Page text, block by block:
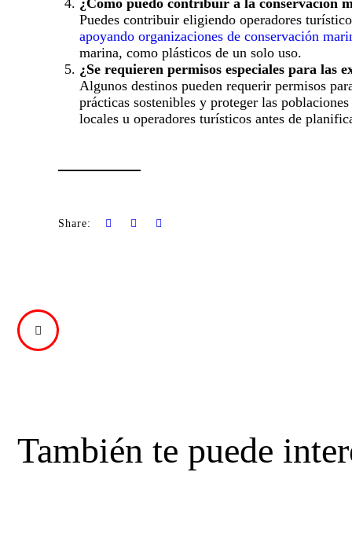
¿Cómo puedo contribuir a la conservación
Puedes contribuir eligiendo operadores
apoyando organizaciones de conservación
marina, como plásticos de un solo uso.
¿Se requieren permisos especiales para las
Algunos destinos pueden requerir permisos
prácticas sostenibles y proteger las
locales u operadores turísticos antes de
Share:
También te puede